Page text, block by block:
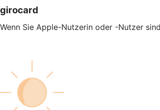
girocard
Wenn Sie Apple-Nutzerin oder -Nutzer